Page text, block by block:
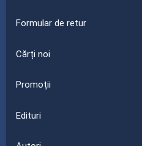
Formular de retur
Cărți noi
Promoții
Edituri